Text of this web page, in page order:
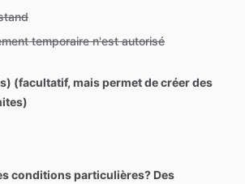
temporaire n'est autorisé
(facultatif, mais permet de créer des
conditions particulières? Des